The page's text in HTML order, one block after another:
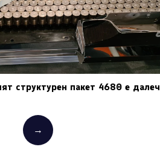
структурен пакет 4680 е далеч
→